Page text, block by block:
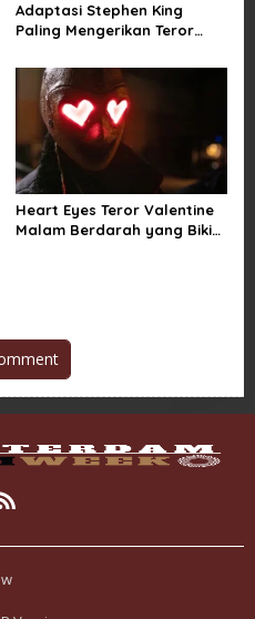
Adaptasi Stephen King
Paling Mengerikan Teror
Heart Eyes Teror Valentine
Malam Berdarah yang Bikin